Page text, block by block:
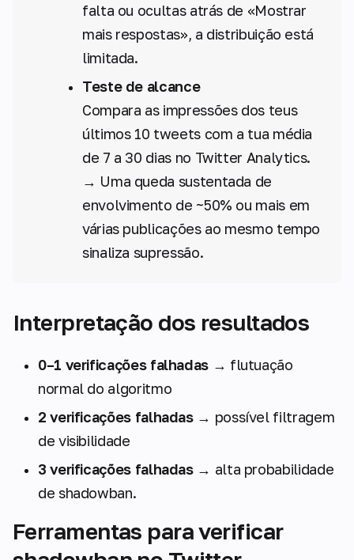
falta ou ocultas atrás de «Mostrar
mais respostas», a distribuição está
limitada.
Teste de alcance
Compara as impressões dos teus
últimos 10 tweets com a tua média
de 7 a 30 dias no Twitter Analytics.
→ Uma queda sustentada de
envolvimento de ~50% ou mais em
várias publicações ao mesmo tempo
sinaliza supressão.
Interpretação dos resultados
0–1 verificações falhadas → flutuação
normal do algoritmo
2 verificações falhadas→ possível filtragem
de visibilidade
3 verificações falhadas→ alta probabilidade
de shadowban.
Ferramentas para verificar